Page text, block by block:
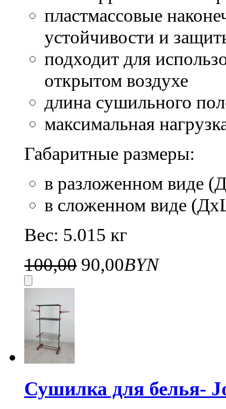
пластмассовые
устойчивости и
подходит для
открытом воздухе
длина сушильного
максимальная
Габаритные размеры:
в разложенном виде
в сложенном виде
Вес: 5.015 кг
100,00 90,00BYN
Сушилка для белья-